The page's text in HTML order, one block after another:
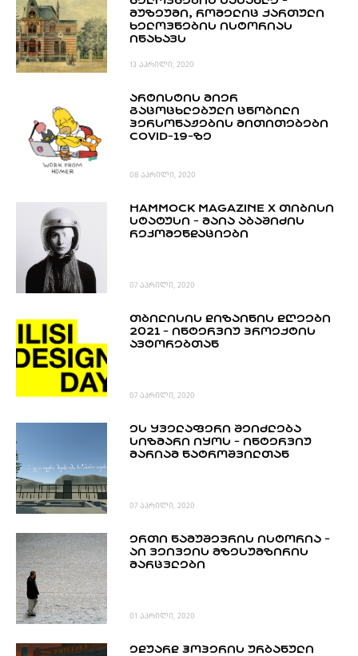
PROJECTS
TV
LIBRARY
SHOP
ᲙᲝᲜᲢᲐᲥᲢᲘ
INFO@HAMMOCKMAGAZINE.GE
STUDIO
ᲛᲣᲖᲔᲣᲛᲘ, ᲠᲝᲛᲔᲚᲘᲪ ᲥᲐᲠᲗᲣᲚᲘ
ᲮᲔᲚᲝᲕᲜᲔᲑᲘᲡ ᲘᲡᲢᲝᲠᲘᲐᲡ
ᲘᲜᲐᲮᲐᲕᲡ
13 აპრილი, 2020
ᲐᲠᲢᲘᲡᲢᲘᲡ ᲛᲘᲔᲠ
ᲒᲐᲪᲝᲪᲮᲚᲔᲑᲣᲚᲘ ᲪᲜᲝᲑᲘᲚᲘ
ᲞᲔᲠᲡᲝᲜᲐᲟᲔᲑᲘᲡ ᲛᲘᲗᲘᲗᲔᲑᲔᲑᲘ
COVID-19-ᲖᲔ
08 აპრილი, 2020
HAMMOCK MAGAZINE X ᲗᲘᲑᲘᲡᲘ
ᲡᲢᲐᲢᲣᲡᲘ - ᲛᲐᲘᲐ ᲐᲑᲐᲨᲘᲫᲘᲡ
ᲠᲔᲙᲝᲛᲔᲜᲓᲐᲪᲘᲔᲑᲘ
07 აპრილი, 2020
ᲗᲑᲘᲚᲘᲡᲘᲡ ᲓᲘᲖᲐᲘᲜᲘᲡ ᲓᲦᲔᲔᲑᲘ
2021 - ᲘᲜᲢᲔᲠᲕᲘᲣ ᲞᲠᲝᲔᲥᲢᲘᲡ
ᲐᲕᲢᲝᲠᲔᲑᲗᲐᲜ
07 აპრილი, 2020
ᲔᲡ ᲧᲕᲔᲚᲐᲤᲔᲠᲘ ᲨᲔᲘᲫᲚᲔᲑᲐ
ᲡᲘᲖᲛᲐᲠᲘ ᲘᲧᲝᲡ - ᲘᲜᲢᲔᲠᲕᲘᲣ
ᲛᲐᲠᲘᲐᲛ ᲜᲐᲢᲠᲝᲨᲕᲘᲚᲗᲐᲜ
07 აპრილი, 2020
ᲔᲠᲗᲘ ᲜᲐᲛᲣᲨᲔᲕᲠᲘᲡ ᲘᲡᲢᲝᲠᲘᲐ -
ᲐᲘ ᲕᲔᲘᲕᲔᲘᲡ ᲛᲖᲔᲡᲣᲛᲖᲘᲠᲘᲡ
ᲛᲐᲠᲪᲕᲚᲔᲑᲘ
01 აპრილი, 2020
ᲔᲓᲣᲐᲠᲓ ᲰᲝᲞᲔᲠᲘᲡ ᲣᲠᲑᲐᲜᲣᲚᲘ